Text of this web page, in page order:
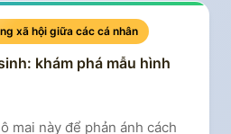
xã hội giữa các cá nhân
khám phá mẫu hình
mai này để phản ánh cách